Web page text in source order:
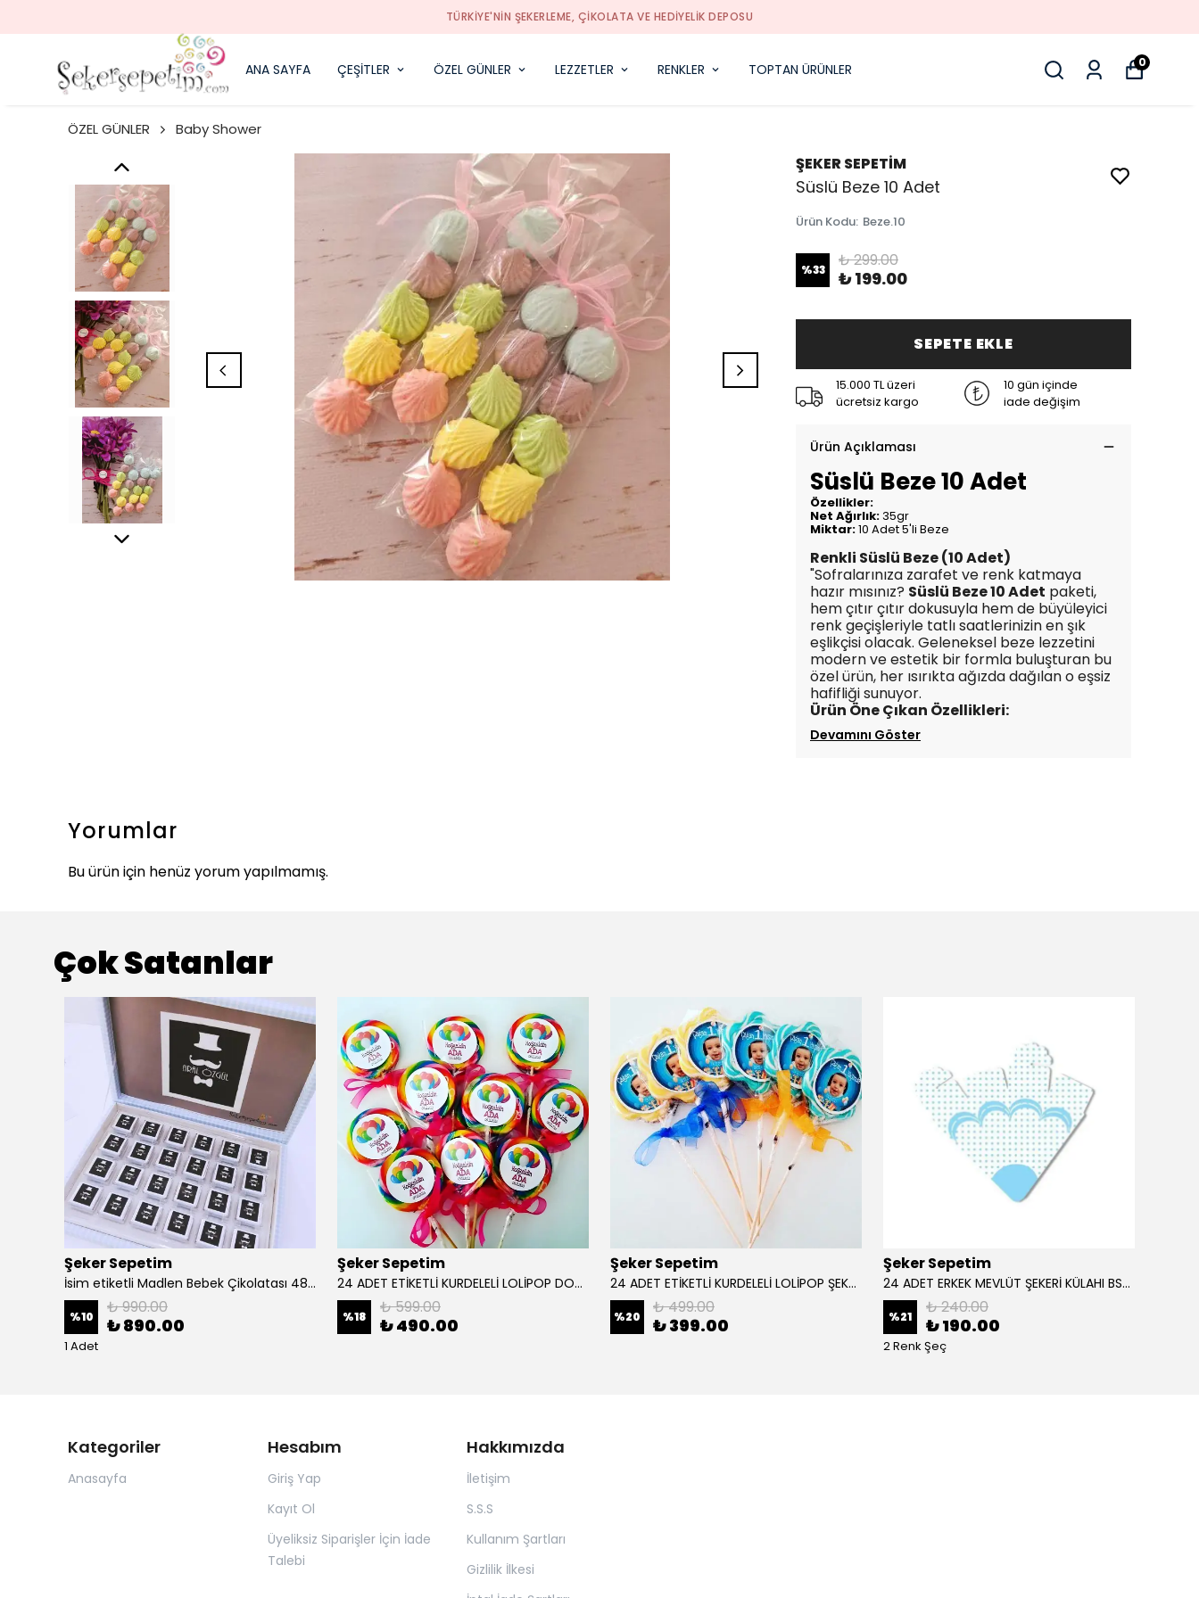
TÜRKIYE'NIN ŞEKERLEME, ÇIKOLATA VE HEDIYELIK DEPOSU
ANA SAYFA ÇEŞİTLER ÖZEL GÜNLER LEZZETLER RENKLER TOPTAN ÜRÜNLER 0
ÖZEL GÜNLER Baby Shower
ŞEKER SEPETİM
Süslü Beze 10 Adet
Ürün Kodu: Beze.10
%33 ₺ 299.00
₺ 199.00
SEPETE EKLE
15.000 TL üzeri
ücretsiz kargo
10 gün içinde
iade değişim
Ürün Açıklaması
Süslü Beze 10 Adet
Özellikler:
Net Ağırlık:35gr
Miktar:10 Adet 5'li Beze
Renkli Süslü Beze (10 Adet)
"Sofralarınıza zarafet ve renk katmaya
hazır mısınız? Süslü Beze 10 Adet paketi,
hem çıtır çıtır dokusuyla hem de büyüleyici
renk geçişleriyle tatlı saatlerinizin en şık
eşlikçisi olacak. Geleneksel beze lezzetini
modern ve estetik bir formla buluşturan bu
özel ürün, her ısırıkta ağızda dağılan o eşsiz
hafifliği sunuyor.
Ürün Öne Çıkan Özellikleri:
Devamını Göster
Yorumlar
Bu ürün için henüz yorum yapılmamış.
Çok Satanlar
Şeker Sepetim
İsim etiketli Madlen Bebek Çikolatası 48 Adet Kutulu Madlen EC24
%10 ₺ 990.00
₺ 890.00
1 Adet
Şeker Sepetim
24 ADET ETİKETLİ KURDELELİ LOLİPOP DOĞUM GÜNÜ ŞEKERİ L29
%18 ₺ 599.00
₺ 490.00
Şeker Sepetim
24 ADET ETİKETLİ KURDELELİ LOLİPOP ŞEKER L25
%20 ₺ 499.00
₺ 399.00
Şeker Sepetim
24 ADET ERKEK MEVLÜT ŞEKERİ KÜLAHI BSM018
%21 ₺ 240.00
₺ 190.00
2 Renk Şeç
Kategoriler
Anasayfa
Hesabım
Giriş Yap
Kayıt Ol
Üyeliksiz Siparişler İçin İade
Talebi
Hakkımızda
İletişim
S.S.S
Kullanım Şartları
Gizlilik İlkesi